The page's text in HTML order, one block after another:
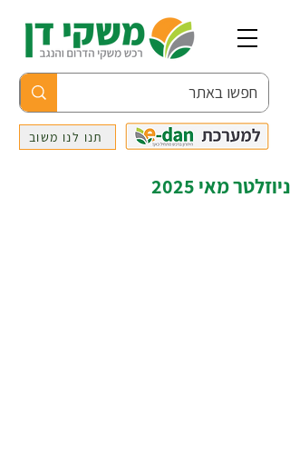
תנו לנו משוב
ניוזלטר מאי 2025